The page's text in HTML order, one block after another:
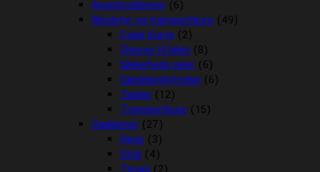
Angstproblemer (6)
Biludstyr og transportbure (49)
Cykel Kurve (2)
Diverse til bilen (8)
Sikkerheds seler (6)
Sædebeskyttelse (6)
Tasker (12)
Transportbure (15)
Dækkener (27)
Regn (3)
Strik (4)